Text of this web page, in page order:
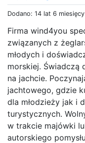
Dodano: 14 lat 6
Firma wind4you
związanych z
młodych i
morskiej. Świadczą
na jachcie.
jachtowego, gdzie
dla młodzieży jak i
turystycznych.
w trakcie majówki
autorskiego